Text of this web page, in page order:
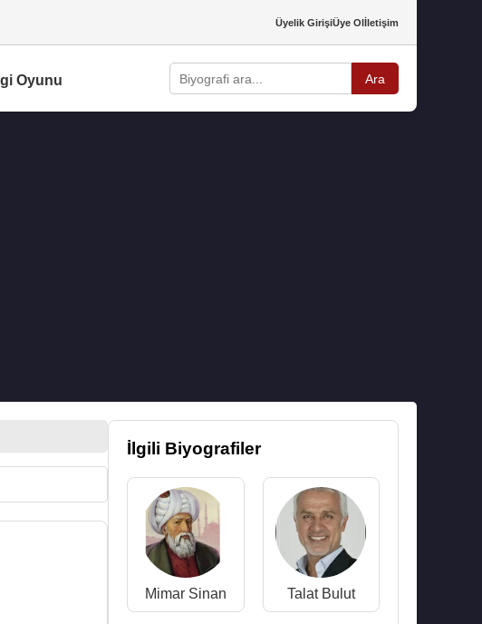
Üyelik GirişiÜye Olİletişim
Oyunu Ara
İlgili Biyografiler
Mimar Sinan Talat Bulut